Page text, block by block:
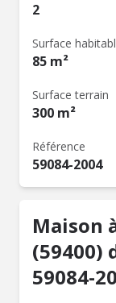
2
Surface
85 m²
Surface terrain
300 m²
Référence
59084-2004
Maison
(59400)
59084-